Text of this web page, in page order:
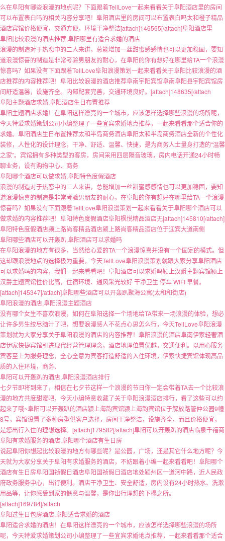
么在阜阳有哪些浪漫的地点呢？下面跟着TellLove一起来看看关于阜阳酒店里的房间
可以布置表白吗的相关内容分享吧！阜阳酒店里的房间可以布置表白吗太和橙子精品
酒店宾馆价格便宜，交通方便，环境干净整洁[attach]146565[/attach]阜阳酒店里
阜阳比较浪漫的酒店推荐,阜阳哪里有适合求婚的酒店
浪漫的制造对于热恋中的二人来讲，总能增加一丝甜蜜感感情也可以更加稳固，要知
道浪漫惊喜的制造是非常考验男朋友的耐心，在阜阳的你有想好在哪里给TA一个浪漫
惊喜吗？如果没有下面跟着TellLove阜阳浪漫策划一起来看看关于阜阳比较浪漫的酒
店推荐的内容推荐吧！阜阳比较浪漫的酒店推荐阜南宇阳宾馆阜南阜阳县宇阳宾馆房
间舒适温馨，设施齐全。内部配套完善，交通环境良好。[attach]148635[/attach
阜阳主题酒店求婚,阜阳酒店生日布置推荐
阜阳主题酒店求婚！在阜阳这样漂亮的一个城市，应该怎样选择哪些浪漫的场所呢，
今天特爱求婚策划公司小编整理了一些宜宾求婚地点推荐，一起来看看那个适合你的
求婚。阜阳酒店生日布置推荐太和半岛商务酒店阜阳太和半岛商务酒店全新的个性化
装修，人性化的设计理念，干净、舒适、温馨、快捷，是为商务人士量身打造的“温馨
之家”。宾馆拥有多种类型的客房，房间采用四层隔音玻璃，房内电话开通24小时畅
聊业务，设有购物中心、商务
阜阳哪个酒店可以做求婚,阜阳特色度假酒店
浪漫的制造对于热恋中的二人来讲，总能增加一丝甜蜜感感情也可以更加稳固，要知
道浪漫惊喜的制造是非常考验男朋友的耐心，在阜阳的你有想好在哪里给TA一个浪漫
惊喜吗？如果没有下面跟着TellLove阜阳浪漫策划一起来看看关于阜阳哪个酒店可以
做求婚的内容推荐吧！阜阳特色度假酒店阜阳枫悦精品酒店无[attach]145810[/attach]
阜阳特色度假酒店颍上路尚客精品酒店颍上路尚客精品酒店位于迎宾大道南侧
阜阳哪些酒店可以开轰趴,阜阳酒店可以求婚吗
在阜阳浪漫的地方有很多，当然给心爱的TA一个浪漫惊喜并没有一个固定的模式。但
这却跟浪漫地点的选择极为重要，今天TellLove阜阳浪漫策划就跟大家分享阜阳酒店
可以求婚吗的内容，我们一起来看看吧！阜阳酒店可以求婚吗颍上汉爵主题宾馆颍上
汉爵主题宾馆性价比高，住宿环境、通风采光较好 干净卫生 停车 WIFI 早餐。
[attach]145347[/attach]阜阳哪些酒店可以开轰趴聚海公寓(太和和街店)
阜阳浪漫的酒店,阜阳浪漫主题酒店
没有哪个女生不喜欢浪漫，如何在阜阳选择一个场地给TA带来一场浪漫的体验，想必
让许多男生绞尽脑汁了吧，想要浪漫感人不花点心思怎么行，今天TellLove阜阳浪漫
策划就为大家分享关于阜阳浪漫的酒店的内容推荐！阜阳浪漫的酒店阜南伊家轻奢酒
店伊家快捷宾馆引进现代经营管理理念，酒店地理位置优越，交通便利。以用心服务
宾客至上为服务理念，全心全意为宾客打造舒适的入住环境，伊家快捷宾馆体现高品
质的入住环境，商务、
阜阳可以开轰趴的酒店,阜阳浪漫酒店排行
七夕节即将到来了，相信在七夕节这样一个浪漫的节日你一定会带着TA去一个比较浪
漫的地方共度甜蜜吧，今天小编特意收藏了关于阜阳浪漫酒店排行，看了这些可以约
起来了哦~阜阳可以开轰趴的酒店颍上海韵宾馆颍上海韵宾馆位于解放路管仲公园9幢
8号，宾馆设置了多种房型供客户选择，房间干净整洁，设施齐全，而且价格便宜，
是您出行入住的理想选择。[attach]179582[/attach]阜阳可以开轰趴的酒店临泉千禧商
阜阳有求婚服务的酒店,阜阳哪个酒店有生日房
说起阜阳你想起比较浪漫的地方有哪些呢？是公园，广场，还是其它什么地方呢？今
天就为大家分享关于阜阳有求婚服务的酒店，不妨跟着小编一起来看看吧！阜阳哪个
酒店有生日房阜阳国祯假日酒店阜阳国祯假日酒店地处颍州区一道河中路，近人民政
府政务服务中心，出行便利。酒店干净卫生、安全舒适，房内设有24小时热水、洗漱
用品等，让你感受到家的惬意与温馨，是你出行理想的下榻之所。
[attach]169784[/attach
阜阳过生日包房酒店,阜阳适合求婚的酒店
阜阳适合求婚的酒店！在阜阳这样漂亮的一个城市，应该怎样选择哪些浪漫的场所
呢，今天特爱求婚策划公司小编整理了一些宜宾求婚地点推荐，一起来看看那个适合